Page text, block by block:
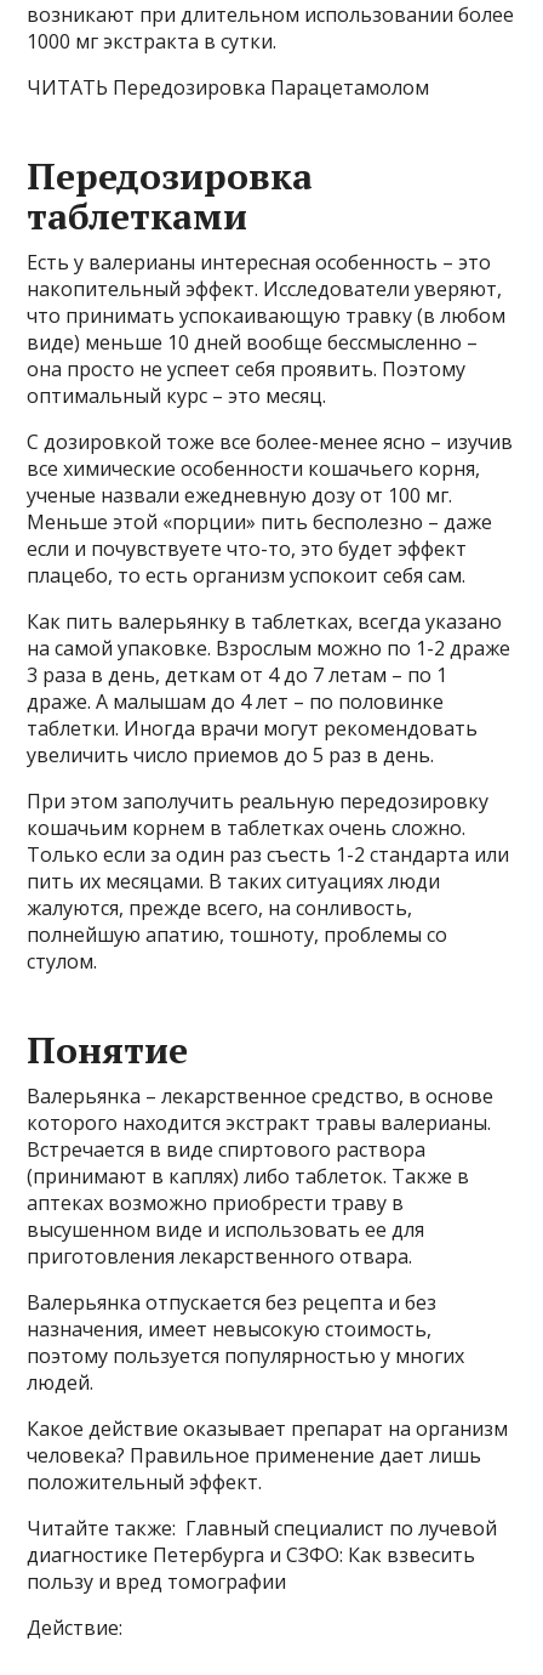
возникают при длительном использовании более
1000 мг экстракта в сутки.
ЧИТАТЬ Передозировка Парацетамолом
Передозировка
таблетками
Есть у валерианы интересная особенность – это
накопительный эффект. Исследователи уверяют,
что принимать успокаивающую травку (в любом
виде) меньше 10 дней вообще бессмысленно –
она просто не успеет себя проявить. Поэтому
оптимальный курс – это месяц.
С дозировкой тоже все более-менее ясно – изучив
все химические особенности кошачьего корня,
ученые назвали ежедневную дозу от 100 мг.
Меньше этой «порции» пить бесполезно – даже
если и почувствуете что-то, это будет эффект
плацебо, то есть организм успокоит себя сам.
Как пить валерьянку в таблетках, всегда указано
на самой упаковке. Взрослым можно по 1-2 драже
3 раза в день, деткам от 4 до 7 летам – по 1
драже. А малышам до 4 лет – по половинке
таблетки. Иногда врачи могут рекомендовать
увеличить число приемов до 5 раз в день.
При этом заполучить реальную передозировку
кошачьим корнем в таблетках очень сложно.
Только если за один раз съесть 1-2 стандарта или
пить их месяцами. В таких ситуациях люди
жалуются, прежде всего, на сонливость,
полнейшую апатию, тошноту, проблемы со
стулом.
Понятие
Валерьянка – лекарственное средство, в основе
которого находится экстракт травы валерианы.
Встречается в виде спиртового раствора
(принимают в каплях) либо таблеток. Также в
аптеках возможно приобрести траву в
высушенном виде и использовать ее для
приготовления лекарственного отвара.
Валерьянка отпускается без рецепта и без
назначения, имеет невысокую стоимость,
поэтому пользуется популярностью у многих
людей.
Какое действие оказывает препарат на организм
человека? Правильное применение дает лишь
положительный эффект.
Читайте также: Главный специалист по лучевой
диагностике Петербурга и СЗФО: Как взвесить
пользу и вред томографии
Действие: